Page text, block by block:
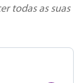
todas as suas